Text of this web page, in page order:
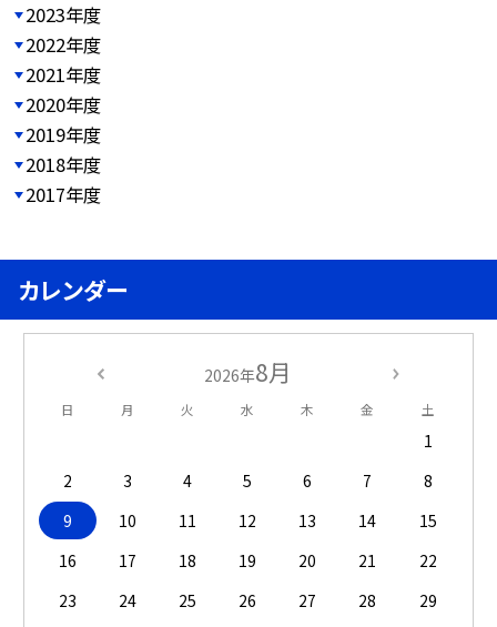
2023年度
2022年度
2021年度
2020年度
2019年度
2018年度
2017年度
カレンダー
2026年8月
日 月 火 水 木 金 土
1
2
3 4 5 6 7
8
9
10 11 12 13 14
15
16
17 18 19 20 21
22
23
24 25 26 27 28
29